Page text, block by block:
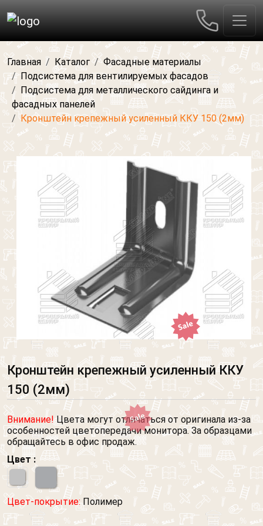
Главная Каталог
Фасадные материалы
Подсистема для вентилируемых фасадов
Подсистема для металлического сайдинга и
фасадных панелей
Кронштейн крепежный усиленный ККУ 150 (2мм)
Кронштейн крепежный усиленный ККУ
150 (2мм)
Внимание!Цвета могут отличаться от оригинала из-за
особенностей цветопередачи монитора. За образцами
обращайтесь в офис продаж.
Цвет :
Цвет-покрытие: Полимер